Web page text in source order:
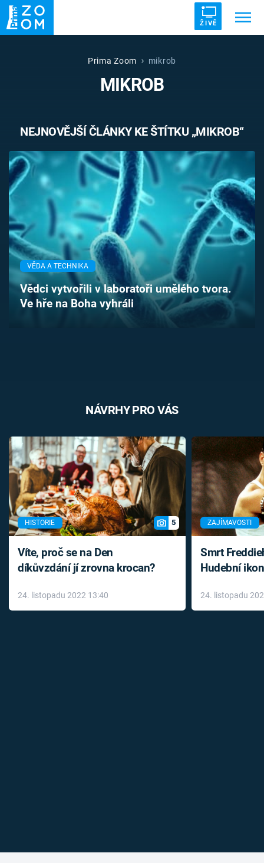
ŽIVĚ
UFO DRUHÁ SVĚTOVÁ VÁLKA
VETŘELCI DÁVNOVĚKU
Témata
Témata
Pořady
TV Program
Časopis
Sledujte prima+
Prima Zoom mikrob
MIKROB
NEJNOVĚJŠÍ ČLÁNKY KE ŠTÍTKU „MIKROB“
VĚDA A TECHNIKA
Vědci vytvořili v laboratoři umělého tvora.
Ve hře na Boha vyhráli
NÁVRHY PRO VÁS
HISTORIE 5
Víte, proč se na Den
díkůvzdání jí zrovna krocan?
24. listopadu 2022 13:40
ZAJÍMAVOSTI
Smrt
Hudební
léky
24. listopadu